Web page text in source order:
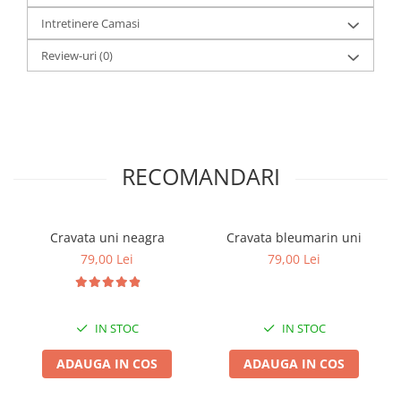
Intretinere Camasi
Review-uri(0)
RECOMANDARI
Cravata uni neagra
79,00 Lei
IN STOC
ADAUGA IN COS
Cravata bleumarin uni
79,00 Lei
IN STOC
ADAUGA IN COS